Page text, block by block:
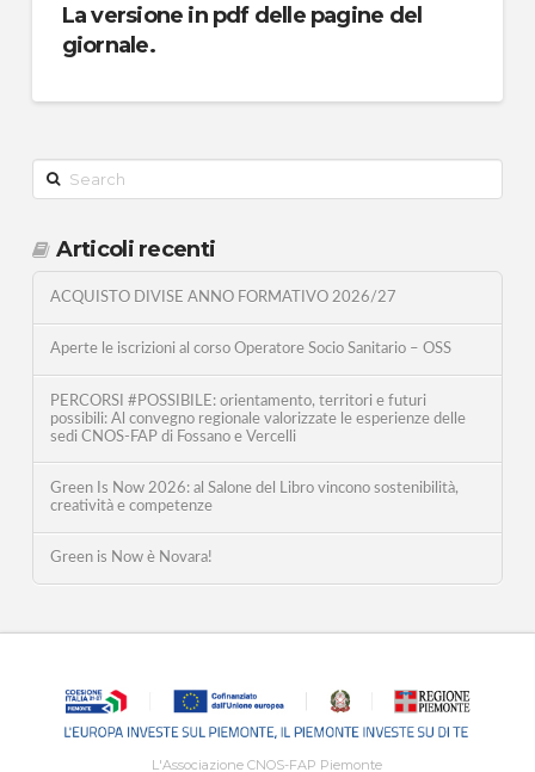
La versione in pdf delle pagine del
giornale.
Search
Articoli recenti
ACQUISTO DIVISE ANNO FORMATIVO 2026/27
Aperte le iscrizioni al corso Operatore Socio Sanitario – OSS
PERCORSI #POSSIBILE: orientamento, territori e futuri
possibili: Al convegno regionale valorizzate le esperienze delle
sedi CNOS-FAP di Fossano e Vercelli
Green Is Now 2026: al Salone del Libro vincono sostenibilità,
creatività e competenze
Green is Now è Novara!
L'Associazione CNOS-FAP Piemonte